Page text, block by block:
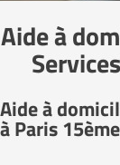
Aide à
Aide à
à Paris